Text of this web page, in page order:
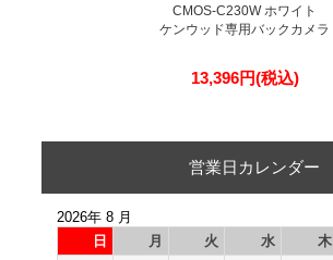
CMOS-C230W ホワイト
ケンウッド専用バックカメラ
13,396円(税込)
営業日カレンダー
2026年 8 月
日
月 火 水 木